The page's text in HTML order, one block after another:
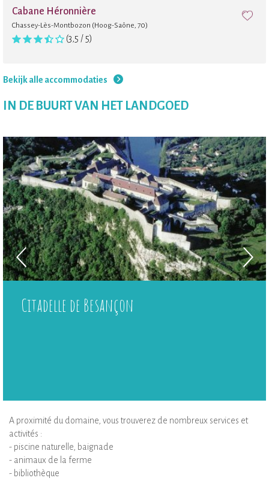
Cabane Héronnière
Chassey-Lès-Montbozon (Hoog-Saône, 70)
(3,5 / 5)
Bekijk alle accommodaties
IN DE BUURT VAN HET LANDGOED
Citadelle de Besançon
A proximité du domaine, vous trouverez de nombreux services et
activités :
- piscine naturelle, baignade
- animaux de la ferme
- bibliothèque